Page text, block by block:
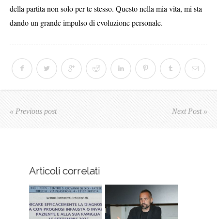
della partita non solo per te stesso. Questo nella mia vita, mi sta
dando un grande impulso di evoluzione personale.
« Previous post Next Post »
Articoli correlati